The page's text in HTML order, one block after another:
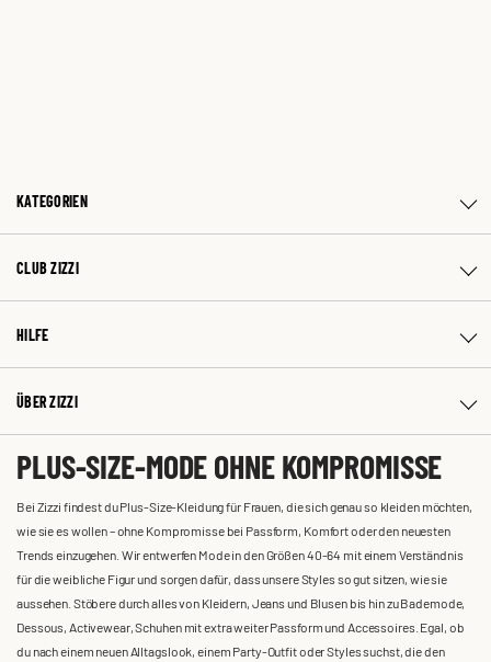
KATEGORIEN
CLUB ZIZZI
HILFE
ÜBER ZIZZI
PLUS-SIZE-MODE OHNE KOMPROMISSE
Bei Zizzi findest du Plus-Size-Kleidung für Frauen, die sich genau so kleiden möchten,
wie sie es wollen – ohne Kompromisse bei Passform, Komfort oder den neuesten
Trends einzugehen. Wir entwerfen Mode in den Größen 40-64 mit einem Verständnis
für die weibliche Figur und sorgen dafür, dass unsere Styles so gut sitzen, wie sie
aussehen. Stöbere durch alles von Kleidern, Jeans und Blusen bis hin zu Bademode,
Dessous, Activewear, Schuhen mit extra weiter Passform und Accessoires. Egal, ob
du nach einem neuen Alltagslook, einem Party-Outfit oder Styles suchst, die den